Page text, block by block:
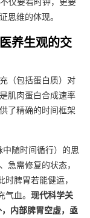
思维的体现。
养生观的交
（包括蛋白质）对
肌肉蛋白合成速率
了精确的时间框架
中随时间循行）的思
急需修复的状态，
脾胃若能健运，
血。 现代科学关
内部脾胃空虚，亟